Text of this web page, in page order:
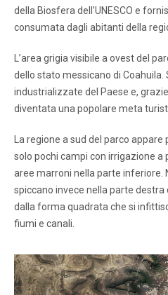
della Biosfera dell’UNESCO e
consumata dagli abitanti della
L’area grigia visibile a ovest del
dello stato messicano di Coahuila.
industrializzate del Paese e,
diventata una popolare meta
La regione a sud del parco
solo pochi campi con irrigazione a
aree marroni nella parte inferiore.
spiccano invece nella parte
dalla forma quadrata che si
fiumi e canali.